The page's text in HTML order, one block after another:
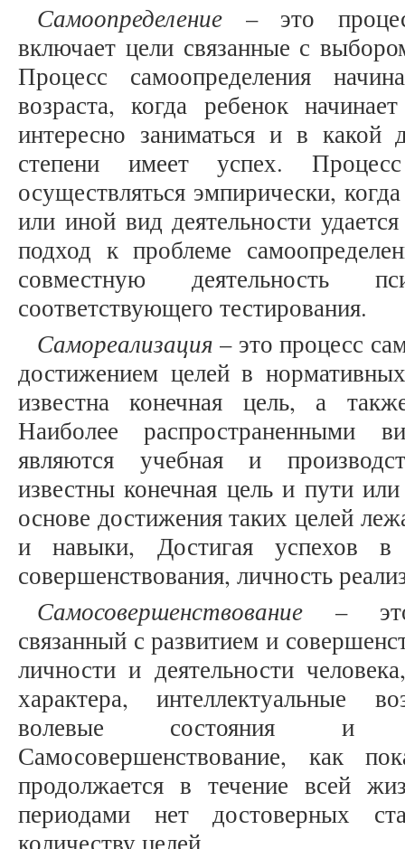
Самоопределение – это
включает цели связанные с
Процесс самоопределения
возраста, когда ребенок
интересно заниматься и в какой
степени имеет успех.
осуществляться эмпирически,
или иной вид деятельности
подход к проблеме
совместную деятельность
соответствующего тестирования.
Самореализация – это процесс
достижением целей в
известна конечная цель, а
Наиболее распространенными
являются учебная и
известны конечная цель и пути
основе достижения таких целей
и навыки, Достигая успехов в
совершенствования, личность
Самосовершенствование – это
связанный с развитием и
личности и деятельности
характера, интеллектуальные
волевые состояния и
Самосовершенствование, как
продолжается в течение всей
периодами нет достоверных